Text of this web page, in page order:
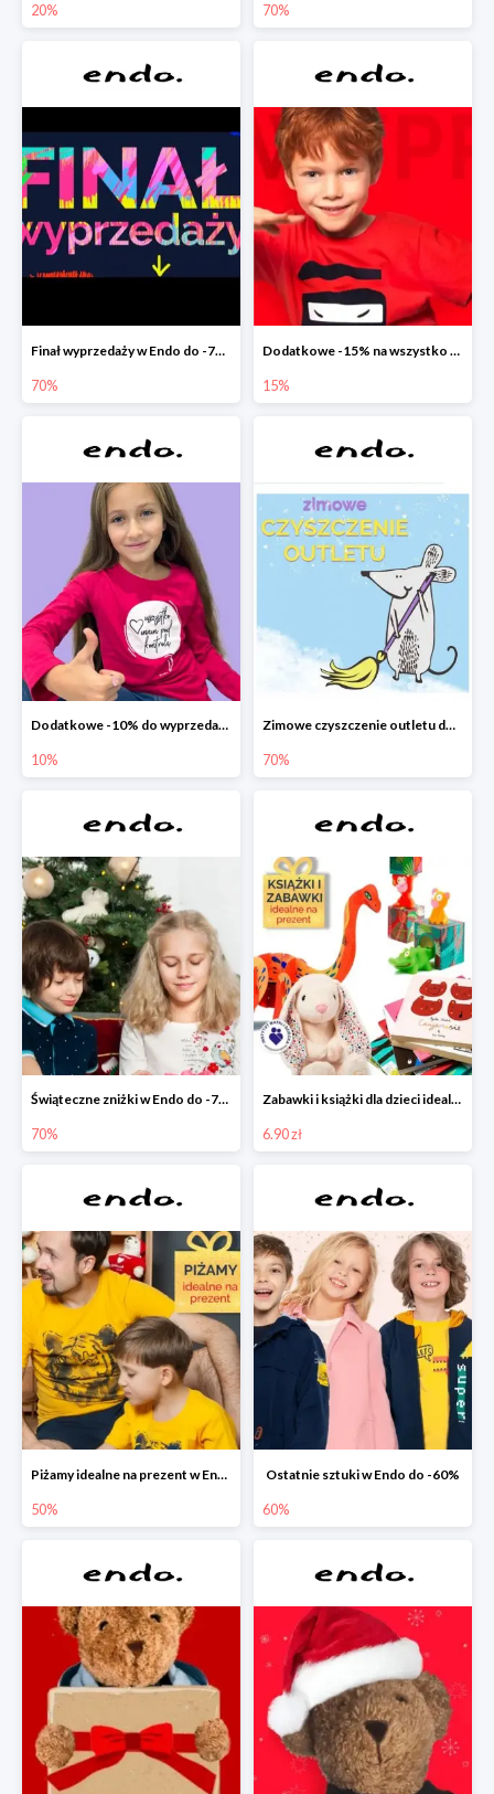
20% 70%
Finał wyprzedaży w Endo do -70%
70%
Dodatkowe -15% na wszystko z wyprzedaży w Endo
15%
Dodatkowe -10% do wyprzedaży w Endo
10%
Zimowe czyszczenie outletu do -70%
70%
Świąteczne zniżki w Endo do -70%
70%
Zabawki i książki dla dzieci idealne na prezent w Endo od 6,90 zł
6.90 zł
Piżamy idealne na prezent w Endo do -50%
50%
Ostatnie sztuki w Endo do -60%
60%